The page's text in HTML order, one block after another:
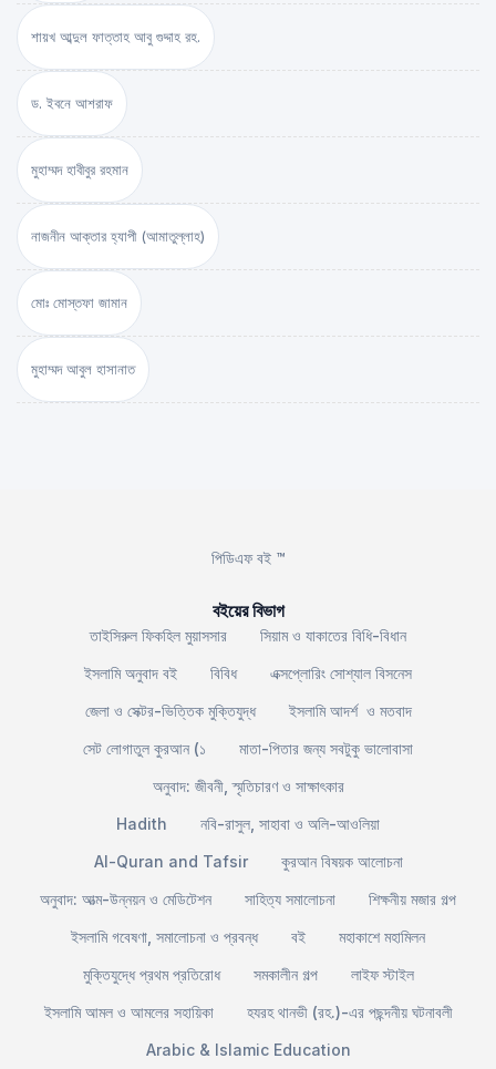
শায়খ আব্দুল ফাত্তাহ আবু গুদ্দাহ রহ.
ড. ইবনে আশরাফ
মুহাম্মদ হাবীবুর রহমান
নাজনীন আক্তার হ্যাপী (আমাতুল্লাহ)
মোঃ মোস্তফা জামান
মুহাম্মদ আবুল হাসানাত
পিডিএফ বই ™
বইয়ের বিভাগ
তাইসিরুল ফিকহিল মুয়াসসার
সিয়াম ও যাকাতের বিধি-বিধান
ইসলামি অনুবাদ বই
বিবিধ
এক্সপ্লোরিং সোশ্যাল বিসনেস
জেলা ও সেক্টর-ভিত্তিক মুক্তিযুদ্ধ
ইসলামি আদর্শ ও মতবাদ
সেট লোগাতুল কুরআন (১
মাতা-পিতার জন্য সবটুকু ভালোবাসা
অনুবাদ: জীবনী, স্মৃতিচারণ ও সাক্ষাৎকার
Hadith
নবি-রাসুল, সাহাবা ও অলি-আওলিয়া
Al-Quran and Tafsir
কুরআন বিষয়ক আলোচনা
অনুবাদ: আত্ম-উন্নয়ন ও মেডিটেশন
সাহিত্য সমালোচনা
শিক্ষনীয় মজার গল্প
ইসলামি গবেষণা, সমালোচনা ও প্রবন্ধ
বই
মহাকাশে মহামিলন
মুক্তিযুদ্ধে প্রথম প্রতিরোধ
সমকালীন গল্প
লাইফ স্টাইল
ইসলামি আমল ও আমলের সহায়িকা
হযরহ থানভী (রহ.)-এর পছন্দনীয় ঘটনাবলী
Arabic & Islamic Education